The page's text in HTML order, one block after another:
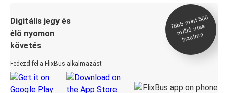
Digitális jegy és
élő nyomon
követés
Fedezd fel a FlixBus-alkalmazást
Több
mint 500
millió utas
bizal
ma